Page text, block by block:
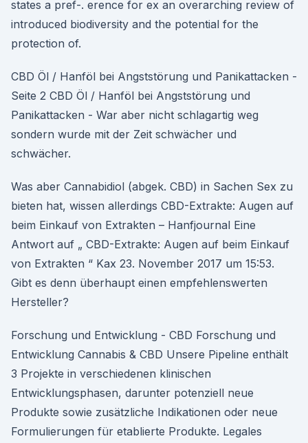
states a pref-. erence for ex an overarching review of
introduced biodiversity and the potential for the
protection of.
CBD Öl / Hanföl bei Angststörung und Panikattacken -
Seite 2 CBD Öl / Hanföl bei Angststörung und
Panikattacken - War aber nicht schlagartig weg
sondern wurde mit der Zeit schwächer und
schwächer.
Was aber Cannabidiol (abgek. CBD) in Sachen Sex zu
bieten hat, wissen allerdings CBD-Extrakte: Augen auf
beim Einkauf von Extrakten – Hanfjournal Eine
Antwort auf „ CBD-Extrakte: Augen auf beim Einkauf
von Extrakten “ Kax 23. November 2017 um 15:53.
Gibt es denn überhaupt einen empfehlenswerten
Hersteller?
Forschung und Entwicklung - CBD Forschung und
Entwicklung Cannabis & CBD Unsere Pipeline enthält
3 Projekte in verschiedenen klinischen
Entwicklungsphasen, darunter potenziell neue
Produkte sowie zusätzliche Indikationen oder neue
Formulierungen für etablierte Produkte. Legales